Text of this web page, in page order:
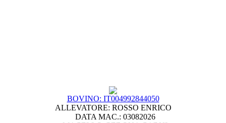
BOVINO: IT004992844050
ALLEVATORE: ROSSO ENRICO
DATA MAC.: 03082026